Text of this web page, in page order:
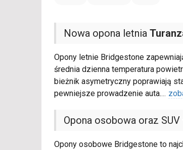
Nowa opona letnia
Opony letnie Bridgestone
średnia dzienna temperatura
bieżnik asymetryczny poprawiają
pewniejsze prowadzenie auta....
Opona osobowa oraz SUV
Opony osobowe Bridgestone to